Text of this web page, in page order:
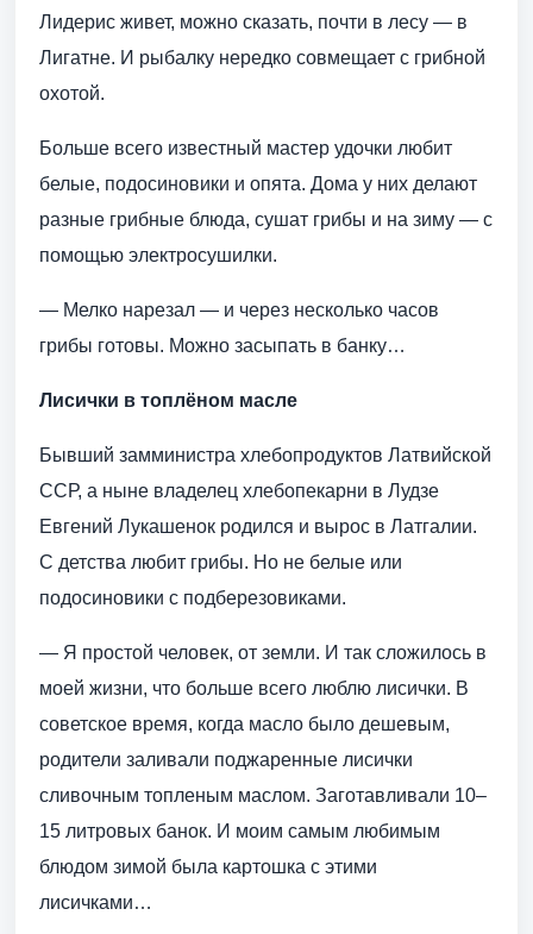
Лидерис живет, можно сказать, почти в лесу — в
Лигатне. И рыбалку нередко совмещает с грибной
охотой.
Больше всего известный мастер удочки любит
белые, подосиновики и опята. Дома у них делают
разные грибные блюда, сушат грибы и на зиму — с
помощью электросушилки.
— Мелко нарезал — и через несколько часов
грибы готовы. Можно засыпать в банку…
Лисички в топлёном масле
Бывший замминистра хлебопродуктов Латвийской
ССР, а ныне владелец хлебопекарни в Лудзе
Евгений Лукашенок родился и вырос в Латгалии.
С детства любит грибы. Но не белые или
подосиновики с подберезовиками.
— Я простой человек, от земли. И так сложилось в
моей жизни, что больше всего люблю лисички. В
советское время, когда масло было дешевым,
родители заливали поджаренные лисички
сливочным топленым маслом. Заготавливали 10–
15 литровых банок. И моим самым любимым
блюдом зимой была картошка с этими
лисичками…